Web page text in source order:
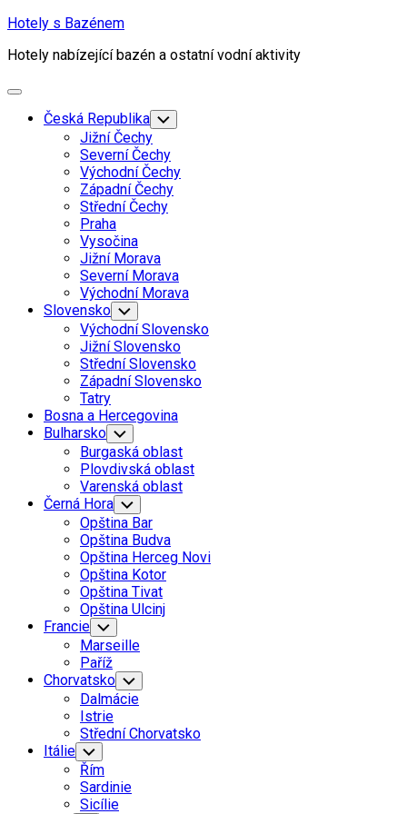
Skip
content
Hotely s Bazénem
Hotely nabízející bazén a ostatní vodní aktivity
Expand
Česká Republika Toggle
Child
Menu
Jižní Čechy
Severní Čechy
Východní Čechy
Západní Čechy
Střední Čechy
Praha
Vysočina
Jižní Morava
Severní Morava
Východní Morava
Slovensko Toggle
Child
Menu
Východní Slovensko
Jižní Slovensko
Střední Slovensko
Západní Slovensko
Tatry
Bosna a Hercegovina
Bulharsko Toggle
Child
Menu
Burgaská oblast
Plovdivská oblast
Varenská oblast
Černá Hora Toggle
Child
Menu
Opština Bar
Opština Budva
Opština Herceg Novi
Opština Kotor
Opština Tivat
Opština Ulcinj
Francie Toggle
Child
Menu
Marseille
Paříž
Chorvatsko Toggle
Child
Menu
Dalmácie
Istrie
Střední Chorvatsko
Itálie Toggle
Child
Menu
Řím
Sardinie
Sicílie